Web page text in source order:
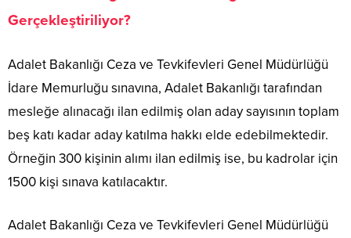
Gerçekleştiriliyor?
Adalet Bakanlığı Ceza ve Tevkifevleri Genel Müdürlüğü
İdare Memurluğu sınavına, Adalet Bakanlığı tarafından
mesleğe alınacağı ilan edilmiş olan aday sayısının toplam
beş katı kadar aday katılma hakkı elde edebilmektedir.
Örneğin 300 kişinin alımı ilan edilmiş ise, bu kadrolar için
1500 kişi sınava katılacaktır.
Adalet Bakanlığı Ceza ve Tevkifevleri Genel Müdürlüğü